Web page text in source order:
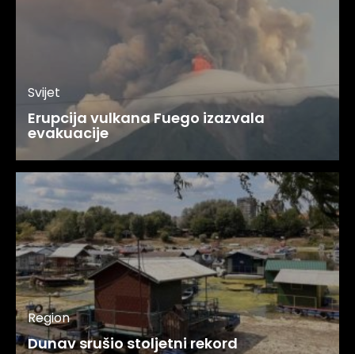
Svijet
Erupcija vulkana Fuego izazvala
evakuacije
Region
Dunav srušio stoljetni rekord